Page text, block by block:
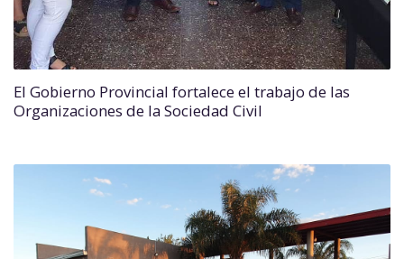
El Gobierno Provincial fortalece el trabajo de las
Organizaciones de la Sociedad Civil